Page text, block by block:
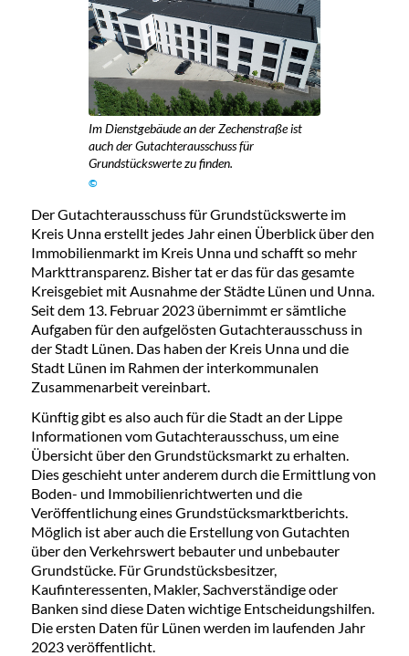
Im Dienstgebäude an der Zechenstraße ist
auch der Gutachterausschuss für
Grundstückswerte zu finden.
©
Der Gutachterausschuss für Grundstückswerte im
Kreis Unna erstellt jedes Jahr einen Überblick über den
Immobilienmarkt im Kreis Unna und schafft so mehr
Markttransparenz. Bisher tat er das für das gesamte
Kreisgebiet mit Ausnahme der Städte Lünen und Unna.
Seit dem 13. Februar 2023 übernimmt er sämtliche
Aufgaben für den aufgelösten Gutachterausschuss in
der Stadt Lünen. Das haben der Kreis Unna und die
Stadt Lünen im Rahmen der interkommunalen
Zusammenarbeit vereinbart.
Künftig gibt es also auch für die Stadt an der Lippe
Informationen vom Gutachterausschuss, um eine
Übersicht über den Grundstücksmarkt zu erhalten.
Dies geschieht unter anderem durch die Ermittlung von
Boden- und Immobilienrichtwerten und die
Veröffentlichung eines Grundstücksmarktberichts.
Möglich ist aber auch die Erstellung von Gutachten
über den Verkehrswert bebauter und unbebauter
Grundstücke. Für Grundstücksbesitzer,
Kaufinteressenten, Makler, Sachverständige oder
Banken sind diese Daten wichtige Entscheidungshilfen.
Die ersten Daten für Lünen werden im laufenden Jahr
2023 veröffentlicht.